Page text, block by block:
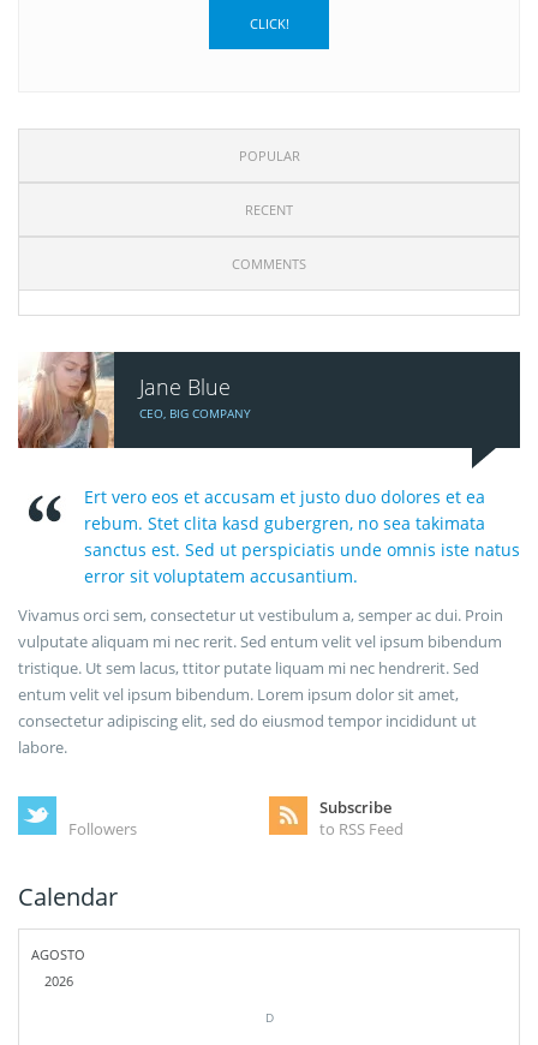
CLICK!
POPULAR
RECENT
COMMENTS
Jane Blue
CEO, BIG COMPANY
Ert vero eos et accusam et justo duo dolores et ea
rebum. Stet clita kasd gubergren, no sea takimata
sanctus est. Sed ut perspiciatis unde omnis iste natus
error sit voluptatem accusantium.
Vivamus orci sem, consectetur ut vestibulum a, semper ac dui. Proin
vulputate aliquam mi nec rerit. Sed entum velit vel ipsum bibendum
tristique. Ut sem lacus, ttitor putate liquam mi nec hendrerit. Sed
entum velit vel ipsum bibendum. Lorem ipsum dolor sit amet,
consectetur adipiscing elit, sed do eiusmod tempor incididunt ut
labore.
Followers
Subscribe
to RSS Feed
Calendar
AGOSTO
2026
D